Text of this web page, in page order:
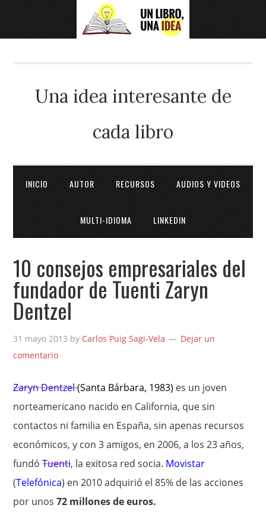
Una idea interesante de
cada libro
INICIO AUTOR RECURSOS AUDIOS Y VIDEOS
MULTI-IDIOMA LINKEDIN
10 consejos empresariales del
fundador de Tuenti Zaryn
Dentzel
31 mayo 2013 by Carlos Puig Sagi-Vela
Dejar un
comentario
Zaryn Dentzel(Santa Bárbara, 1983) es un joven
norteamericano nacido en California, que sin
contactos ni familia en España, sin apenas recursos
económicos, y con 3 amigos, en 2006, a los 23 años,
fundóTuenti, la exitosa red socia. Movistar
(Telefónica) en 2010 adquirió el 85% de las acciones
por unos72 millones de euros.